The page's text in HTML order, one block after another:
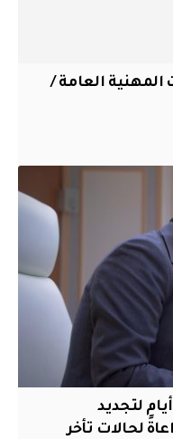
المهنية العامة /
الاتصالات يوجه بمنح (7) أيام لتجديد
لحالات تأخر